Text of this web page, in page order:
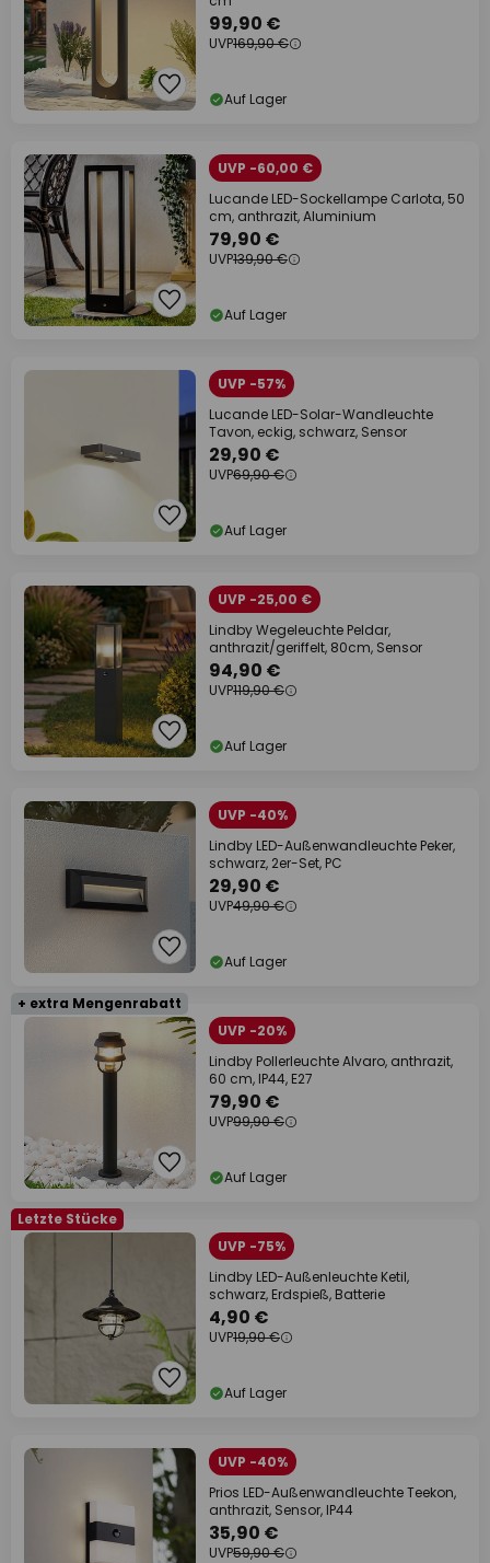
99,90 €
UVP169,90 €
Auf Lager
UVP -60,00 €
Lucande LED-Sockellampe Carlota, 50
cm, anthrazit, Aluminium
79,90 €
UVP139,90 €
Auf Lager
UVP -57%
Lucande LED-Solar-Wandleuchte
Tavon, eckig, schwarz, Sensor
29,90 €
UVP69,90 €
Auf Lager
UVP -25,00 €
Lindby Wegeleuchte Peldar,
anthrazit/geriffelt, 80cm, Sensor
94,90 €
UVP119,90 €
Auf Lager
UVP -40%
Lindby LED-Außenwandleuchte Peker,
schwarz, 2er-Set, PC
29,90 €
UVP49,90 €
Auf Lager
+ extra Mengenrabatt
UVP -20%
Lindby Pollerleuchte Alvaro, anthrazit,
60 cm, IP44, E27
79,90 €
UVP99,90 €
Auf Lager
Letzte Stücke
UVP -75%
Lindby LED-Außenleuchte Ketil,
schwarz, Erdspieß, Batterie
4,90 €
UVP19,90 €
Auf Lager
UVP -40%
Prios LED-Außenwandleuchte Teekon,
anthrazit, Sensor, IP44
35,90 €
UVP59,90 €